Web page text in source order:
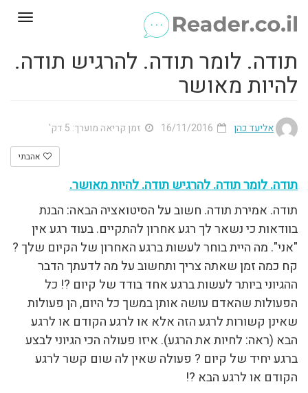
תודה. לומר תודה. להרגיש תודה.
להיות מאושר
אליעד כהן זמן קריאה מוערך: 5 דק'
אהבתי
תודה. לומר תודה. להרגיש תודה. להיות מאושר.
תודה. אמירת תודה. חשוב על הסיטואציה הבאה: הבנת
בוודאות כי נשאר לך רגע אחרון להתקיים. בעוד רגע אין
"אני". מה היית בוחר לעשות ברגע האחרון של הקיום שלך ?
קח כמה זמן שאתה צריך ותחשוב על מה לדעתך הדבר
ההגיוני ביותר לעשות ברגע אחד בודד של קיום ?! כל
הפעולות שהאדם עושה אותן במשך כל היום, הן פעולות
שאינן קשורות לרגע הזה אלא או לרגע הקודם או לרגע
הבא (ראה: לחיות את הרגע). איזו פעולה הכי הגיוני לבצע
ברגע יחיד של קיום ? פעולה שאין לה שום קשר לרגע
הקודם או לרגע הבא ?!